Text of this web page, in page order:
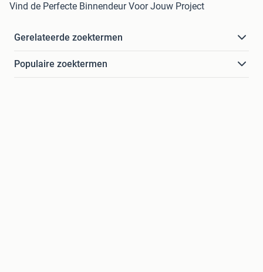
Vind de Perfecte Binnendeur Voor Jouw Project
Gerelateerde zoektermen
Populaire zoektermen